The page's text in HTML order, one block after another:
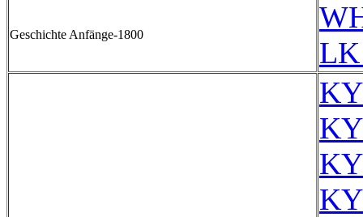
Geschichte Anfänge-1800
LK